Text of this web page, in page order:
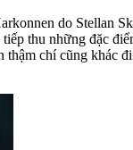
do Stellan
thu những đặc
chí cũng khác